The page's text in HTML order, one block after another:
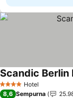
4 BintangHotel
Scandic Berlin
8,6 Sempurna